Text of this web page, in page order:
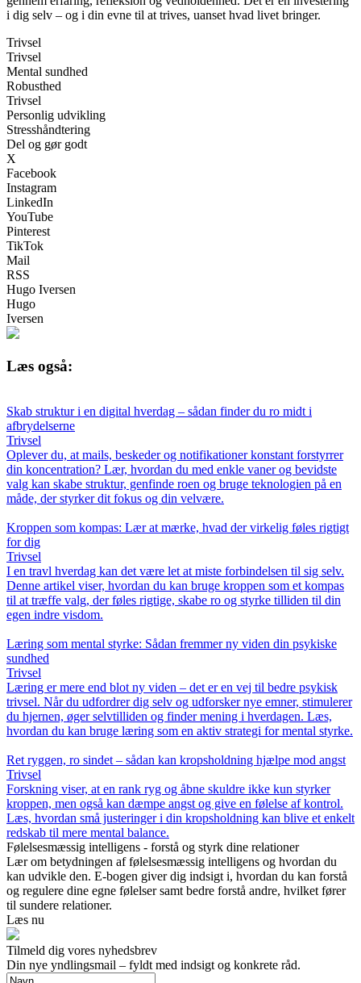
i dig selv – og i din evne til at trives, uanset hvad livet bringer.
Trivsel
Trivsel
Mental sundhed
Robusthed
Trivsel
Personlig udvikling
Stresshåndtering
Del og gør godt
X
Facebook
Instagram
LinkedIn
YouTube
Pinterest
TikTok
Mail
RSS
Hugo Iversen
Hugo
Iversen
Læs også:
Skab struktur i en digital hverdag – sådan finder du ro midt i
afbrydelserne
Trivsel
Oplever du, at mails, beskeder og notifikationer konstant forstyrrer
din koncentration? Lær, hvordan du med enkle vaner og bevidste
valg kan skabe struktur, genfinde roen og bruge teknologien på en
måde, der styrker dit fokus og din velvære.
Kroppen som kompas: Lær at mærke, hvad der virkelig føles rigtigt
for dig
Trivsel
I en travl hverdag kan det være let at miste forbindelsen til sig selv.
Denne artikel viser, hvordan du kan bruge kroppen som et kompas
til at træffe valg, der føles rigtige, skabe ro og styrke tilliden til din
egen indre visdom.
Læring som mental styrke: Sådan fremmer ny viden din psykiske
sundhed
Trivsel
Læring er mere end blot ny viden – det er en vej til bedre psykisk
trivsel. Når du udfordrer dig selv og udforsker nye emner, stimulerer
du hjernen, øger selvtilliden og finder mening i hverdagen. Læs,
hvordan du kan bruge læring som en aktiv strategi for mental styrke.
Ret ryggen, ro sindet – sådan kan kropsholdning hjælpe mod angst
Trivsel
Forskning viser, at en rank ryg og åbne skuldre ikke kun styrker
kroppen, men også kan dæmpe angst og give en følelse af kontrol.
Læs, hvordan små justeringer i din kropsholdning kan blive et enkelt
redskab til mere mental balance.
Følelsesmæssig intelligens - forstå og styrk dine relationer
Lær om betydningen af følelsesmæssig intelligens og hvordan du
kan udvikle den. E-bogen giver dig indsigt i, hvordan du kan forstå
og regulere dine egne følelser samt bedre forstå andre, hvilket fører
til sundere relationer.
Læs nu
Tilmeld dig vores nyhedsbrev
Din nye yndlingsmail – fyldt med indsigt og konkrete råd.